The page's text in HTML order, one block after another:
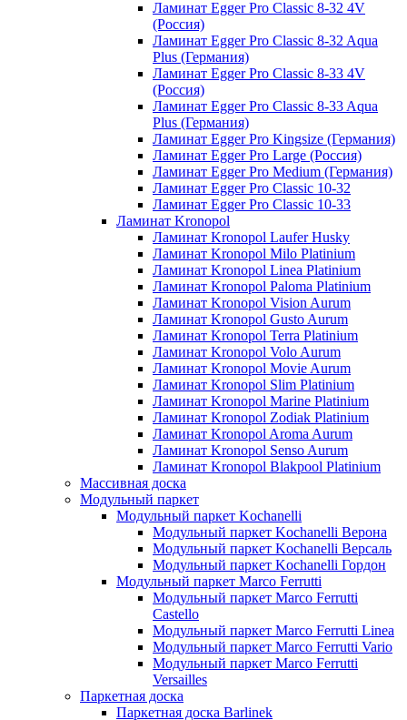
Ламинат Egger Pro Classic 8-32 4V
(Россия)
Ламинат Egger Pro Classic 8-32 Aqua
Plus (Германия)
Ламинат Egger Pro Classic 8-33 4V
(Россия)
Ламинат Egger Pro Classic 8-33 Aqua
Plus (Германия)
Ламинат Egger Pro Kingsize (Германия)
Ламинат Egger Pro Large (Россия)
Ламинат Egger Pro Medium (Германия)
Ламинат Egger Pro Classic 10-32
Ламинат Egger Pro Classic 10-33
Ламинат Kronopol
Ламинат Kronopol Laufer Husky
Ламинат Kronopol Milo Platinium
Ламинат Kronopol Linea Platinium
Ламинат Kronopol Paloma Platinium
Ламинат Kronopol Vision Aurum
Ламинат Kronopol Gusto Aurum
Ламинат Kronopol Terra Platinium
Ламинат Kronopol Volo Aurum
Ламинат Kronopol Movie Aurum
Ламинат Kronopol Slim Platinium
Ламинат Kronopol Marine Platinium
Ламинат Kronopol Zodiak Platinium
Ламинат Kronopol Aroma Aurum
Ламинат Kronopol Senso Aurum
Ламинат Kronopol Blakpool Platinium
Массивная доска
Модульный паркет
Модульный паркет Kochanelli
Модульный паркет Kochanelli Верона
Модульный паркет Kochanelli Версаль
Модульный паркет Kochanelli Гордон
Модульный паркет Marco Ferrutti
Модульный паркет Marco Ferrutti
Castello
Модульный паркет Marco Ferrutti Linea
Модульный паркет Marco Ferrutti Vario
Модульный паркет Marco Ferrutti
Versailles
Паркетная доска
Паркетная доска Barlinek